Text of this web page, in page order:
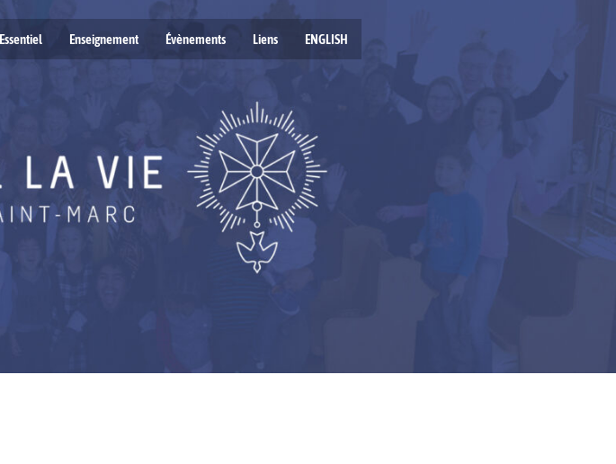
Essentiel Enseignement Évènements Liens ENGLISH